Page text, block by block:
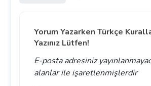
Yorum Yazarken Türkçe
Yazınız Lütfen!
E-posta adresiniz
alanlarile işaretlenmişlerdir